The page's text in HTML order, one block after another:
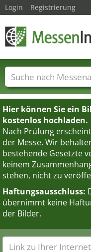
Hier können Sie ein
kostenlos hochladen.
Nach Prüfung
der Messe. Wir
bestehende Gesetzte
keinem
stehen, nicht zu
Haftungsausschluss:
übernimmt keine
der Bilder.
Login Registrierung
Messenamen